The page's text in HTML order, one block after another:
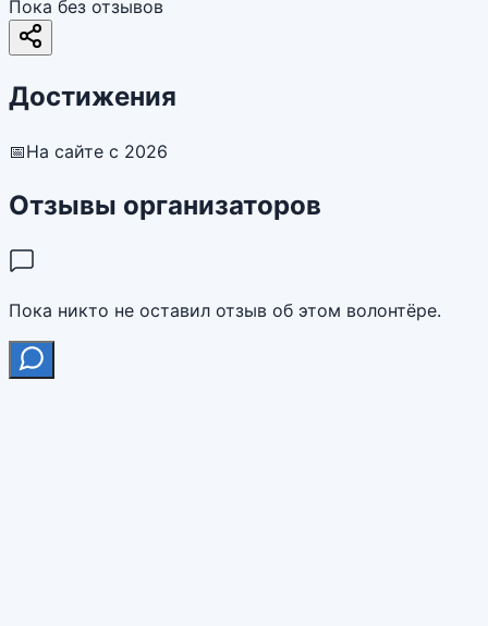
Пока без отзывов
Достижения
📅На сайте с 2026
Отзывы организаторов
Пока никто не оставил отзыв об этом волонтёре.